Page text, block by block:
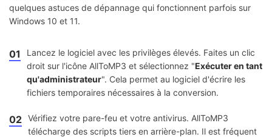
quelques astuces de dépannage qui fonctionnent parfois sur
Windows 10 et 11.
01
Lancez le logiciel avec les privilèges élevés. Faites un clic
droit sur l'icône AllToMP3 et sélectionnez "Exécuter en tant
qu'administrateur". Cela permet au logiciel d'écrire les
fichiers temporaires nécessaires à la conversion.
02 Vérifiez votre pare-feu et votre antivirus. AllToMP3
télécharge des scripts tiers en arrière-plan. Il est fréquent